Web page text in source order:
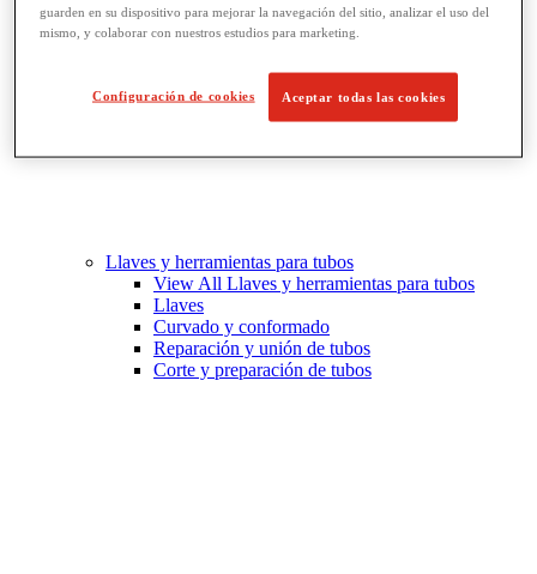
Llaves y herramientas para tubos
View All Llaves y herramientas para tubos
Llaves
Curvado y conformado
Reparación y unión de tubos
Corte y preparación de tubos
guarden en su dispositivo para mejorar la navegación del sitio, analizar el uso del
mismo, y colaborar con nuestros estudios para marketing.
Configuración de cookies Aceptar todas las cookies